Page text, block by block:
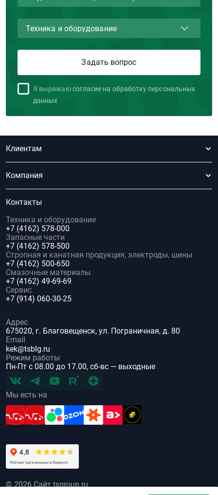
Я выражаю согласие на обработку персональных
данных
Клиентам
Компания
Контакты
Техника и оборудование
+7 (4162) 578-000
Запасные части
+7 (4162) 578-500
Стропная и канатная продукция, электроды, шины
+7 (4162) 500-650
Смазочные материалы
+7 (4162) 49-69-69
Сервис
+7 (914) 060-30-25
Адрес
675020, г. Благовещенск, ул. Пограничная, д. 80
Email
kek@tsblg.ru
Режим работы
Пн-Пт с 08.00 до 17.00, сб-вс — выходные
Мы есть на
© 2026 Сайт tsgroup.ru